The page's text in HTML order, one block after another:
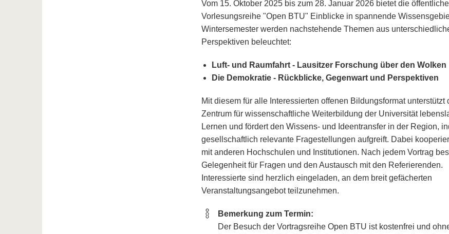
Vom 15. Oktober 2025 bis zum 28. Januar 2026 bietet die öffentliche
Vorlesungsreihe "Open BTU" Einblicke in spannende
Wintersemester werden nachstehende Themen aus
Perspektiven beleuchtet:
Luft- und Raumfahrt - Lausitzer Forschung über den Wolken
Die Demokratie - Rückblicke, Gegenwart und Perspektiven
Mit diesem für alle Interessierten offenen Bildungsformat unterstützt
Zentrum für wissenschaftliche Weiterbildung der Universität
Lernen und fördert den Wissens- und Ideentransfer in der Region,
gesellschaftlich relevante Fragestellungen aufgreift. Dabei
mit anderen Hochschulen und Institutionen. Nach jedem Vortrag
Gelegenheit für Fragen und den Austausch mit den Referierenden.
Interessierte sind herzlich eingeladen, an dem breit gefächerten
Veranstaltungsangebot teilzunehmen.
Bemerkung zum Termin:
Der Besuch der Vortragsreihe Open BTU ist kostenfrei und